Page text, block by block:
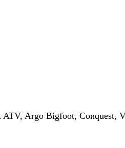
Argo Bigfoot, Conquest,